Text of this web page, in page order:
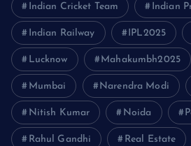
Indian Cricket Team Indian
Indian Railway IPL2025
Lucknow Mahakumbh2025
Mumbai Narendra Modi
Nitish Kumar Noida
Rahul Gandhi Real Estate